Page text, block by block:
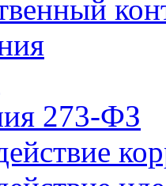
273-ФЗ